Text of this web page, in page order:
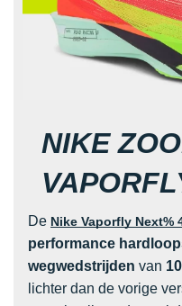
NIKE
De Nike Vaporfly Next%
performance
wegwedstrijden van
lichter dan de vorige